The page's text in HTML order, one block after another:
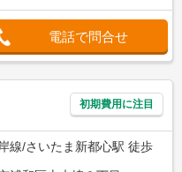
電話で問合せ
初期費用に注目
線/さいたま新都心駅 徒歩